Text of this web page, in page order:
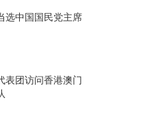
选中国国民党主席
表团访问香港澳门